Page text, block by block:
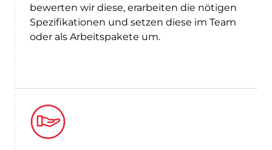
bewerten wir diese, erarbeiten die nötigen
Spezifikationen und setzen diese im Team
oder als Arbeitspakete um.